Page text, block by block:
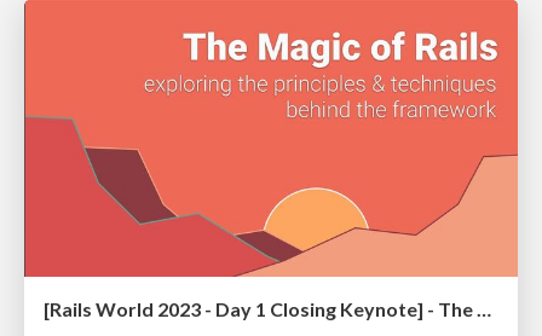
[Rails World 2023 - Day 1 Closing Keynote] - The Magic of Rails